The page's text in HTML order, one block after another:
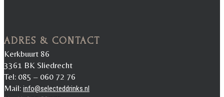
ADRES & CONTACT
Kerkbuurt 86
3361 BK Sliedrecht
Tel: 085 – 060 72 76
Mail: info@selecteddrinks.nl